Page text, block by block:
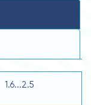
1.6...2.5